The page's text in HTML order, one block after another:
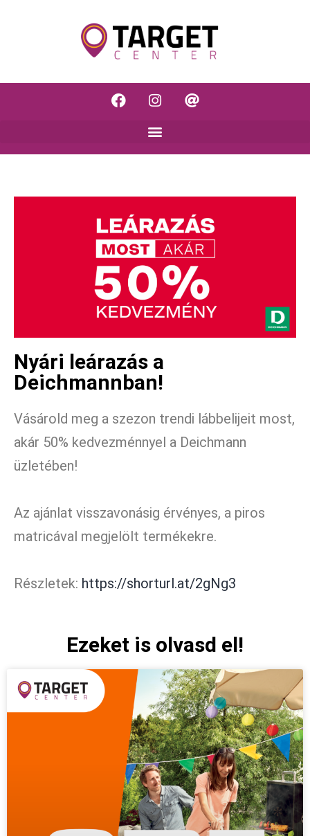
Nyári leárazás a
Deichmannban!
Vásárold meg a szezon trendi lábbelijeit most,
akár 50% kedvezménnyel a Deichmann
üzletében!
Az ajánlat visszavonásig érvényes, a piros
matricával megjelölt termékekre.
Részletek: https://shorturl.at/2gNg3
Ezeket is olvasd el!